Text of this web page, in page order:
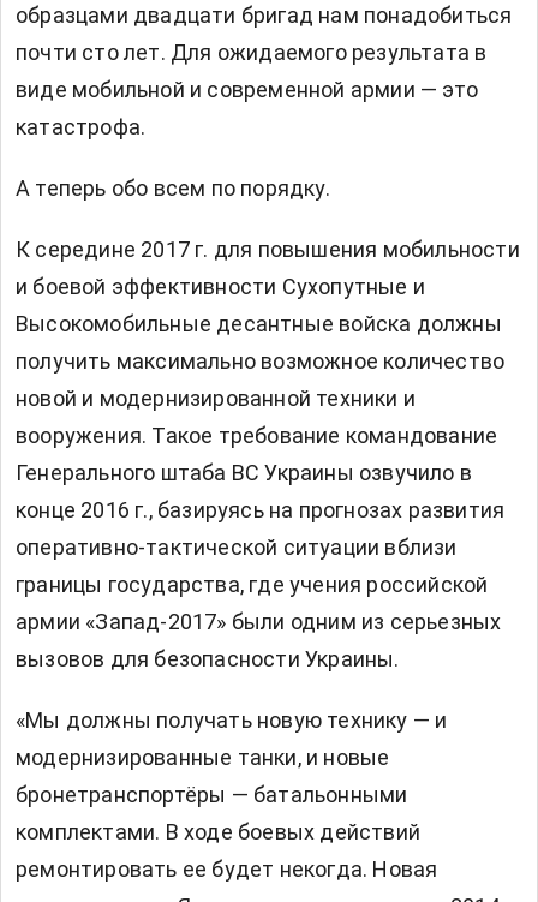
образцами двадцати бригад нам понадобиться
почти сто лет. Для ожидаемого результата в
виде мобильной и современной армии — это
катастрофа.
А теперь обо всем по порядку.
К середине 2017 г. для повышения мобильности
и боевой эффективности Сухопутные и
Высокомобильные десантные войска должны
получить максимально возможное количество
новой и модернизированной техники и
вооружения. Такое требование командование
Генерального штаба ВС Украины озвучило в
конце 2016 г., базируясь на прогнозах развития
оперативно-тактической ситуации вблизи
границы государства, где учения российской
армии «Запад-2017» были одним из серьезных
вызовов для безопасности Украины.
«Мы должны получать новую технику — и
модернизированные танки, и новые
бронетранспортёры — батальонными
комплектами. В ходе боевых действий
ремонтировать ее будет некогда. Новая